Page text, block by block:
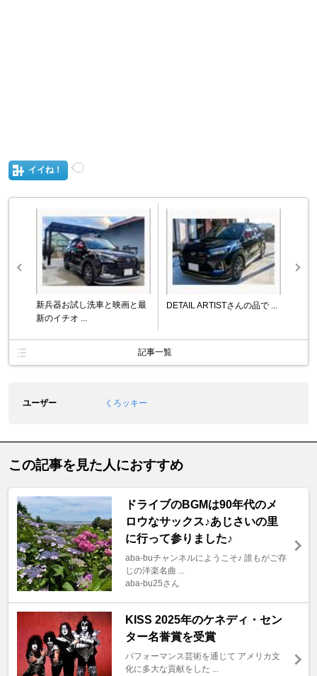
イイね！
新兵器お試し洗車と映画と最
新のイチオ ...
DETAIL ARTISTさんの品で ...
記事一覧
ユーザー くろッキー
この記事を見た人におすすめ
ドライブのBGMは90年代のメ
ロウなサックス♪あじさいの里
に行って参りました♪
aba-buチャンネルにようこそ♪ 誰もがご存
じの洋楽名曲 ...
aba-bu25さん
KISS 2025年のケネディ・セン
ター名誉賞を受賞
パフォーマンス芸術を通じて アメリカ文
化に多大な貢献をした ...